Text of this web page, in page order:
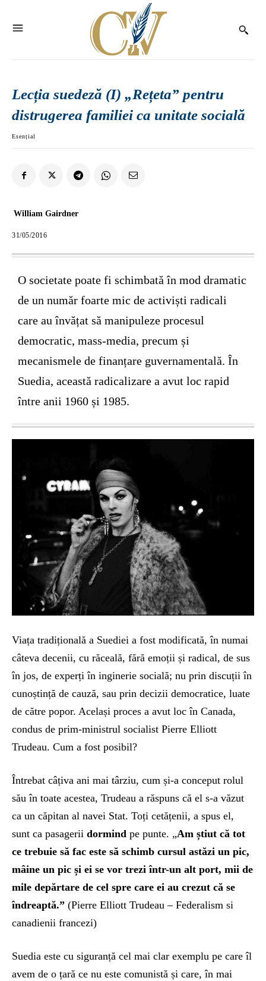
Lecția suedeză (I) „Rețeta” pentru
distrugerea familiei ca unitate socială
Esențial
William Gairdner
31/05/2016
O societate poate fi schimbată în mod dramatic
de un număr foarte mic de activiști radicali
care au învățat să manipuleze procesul
democratic, mass-media, precum și
mecanismele de finanțare guvernamentală. În
Suedia, această radicalizare a avut loc rapid
între anii 1960 și 1985.
Viața tradițională a Suediei a fost modificată, în numai
câteva decenii, cu răceală, fără emoții și radical, de sus
în jos, de experți în inginerie socială; nu prin discuții în
cunoștință de cauză, sau prin decizii democratice, luate
de către popor. Același proces a avut loc în Canada,
condus de prim-ministrul socialist Pierre Elliott
Trudeau. Cum a fost posibil?
Întrebat câțiva ani mai târziu, cum și-a conceput rolul
său în toate acestea, Trudeau a răspuns că el s-a văzut
ca un căpitan al navei Stat. Toți cetățenii, a spus el,
sunt ca pasagerii dormind pe punte. „Am știut că tot
ce trebuie să fac este să schimb cursul astăzi un pic,
mâine un pic și ei se vor trezi într-un alt port, mii de
mile depărtare de cel spre care ei au crezut că se
îndreaptă.” (Pierre Elliott Trudeau – Federalism si
canadienii francezi)
Suedia este cu siguranță cel mai clar exemplu pe care îl
avem de o țară ce nu este comunistă și care, în mai